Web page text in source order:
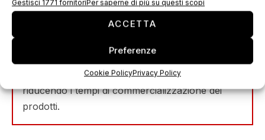
Gestisci 1771 fornitoriPer saperne di più su questi scopi
ACCETTA
Preferenze
Cookie PolicyPrivacy Policy
specifiche dei produttori di moda. La
conseguenza? Possibilità infinite di
edizioni limitate el’automazione digitale
riducendo i tempi di commercializzazione dei
prodotti.